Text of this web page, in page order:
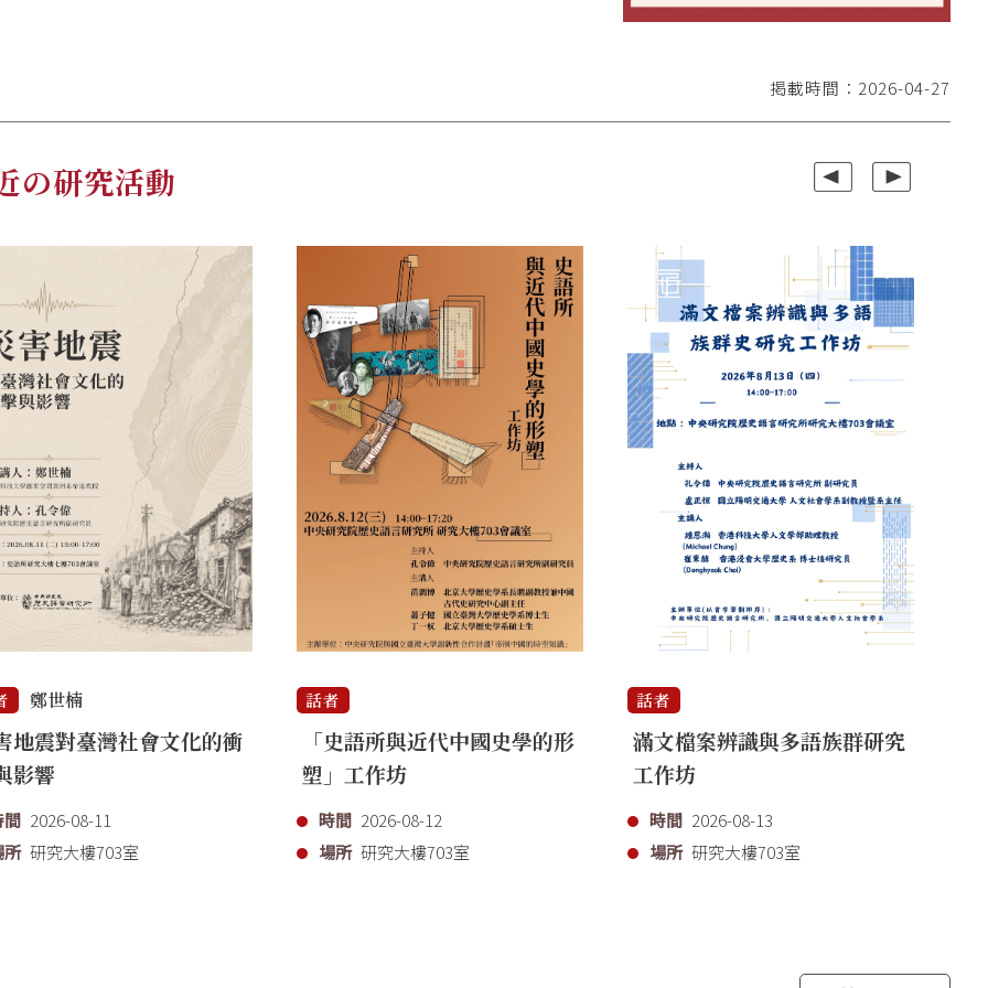
掲載時間：2026-04-27
の研究活動 上一組
鄭世楠
地震對臺灣社會文化的衝
影響
間 2026-08-11
所 研究大樓703室
話者
「史語所與近代中國史學的形
塑」工作坊
時間 2026-08-12
場所 研究大樓703室
話者
滿文檔案辨識與多語族群研究
工作坊
時間 2026-08-13
場所 研究大樓703室